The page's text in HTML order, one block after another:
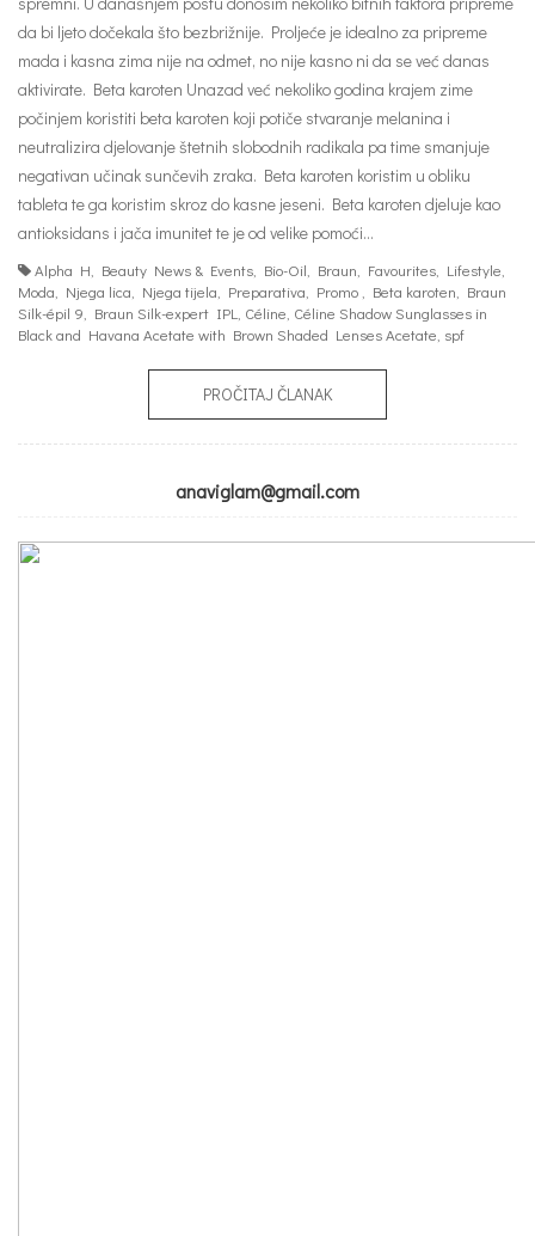
da bi ljeto dočekala što bezbrižnije. Proljeće je idealno za pripreme
mada i kasna zima nije na odmet, no nije kasno ni da se već danas
aktivirate. Beta karoten Unazad već nekoliko godina krajem zime
počinjem koristiti beta karoten koji potiče stvaranje melanina i
neutralizira djelovanje štetnih slobodnih radikala pa time smanjuje
negativan učinak sunčevih zraka. Beta karoten koristim u obliku
tableta te ga koristim skroz do kasne jeseni. Beta karoten djeluje kao
antioksidans i jača imunitet te je od velike pomoći…
Alpha H, Beauty News & Events, Bio-Oil, Braun, Favourites, Lifestyle,
Moda, Njega lica, Njega tijela, Preparativa, Promo, Beta karoten, Braun
Silk-épil 9, Braun Silk-expert IPL, Céline, Céline Shadow Sunglasses in
Black and Havana Acetate with Brown Shaded Lenses Acetate, spf
PROČITAJ ČLANAK
anaviglam@gmail.com